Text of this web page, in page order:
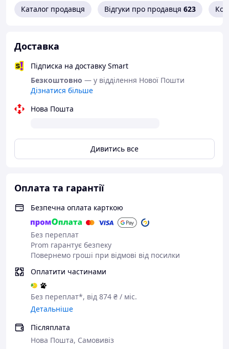
Каталог продавця Відгуки про продавця 623
Доставка
Підписка на доставку Smart
Безкоштовно — у відділення Нової Пошти
Дізнатися більше
Нова Пошта
Дивитись все
Оплата та гарантії
Безпечна оплата карткою
Без переплат
Prom гарантує безпеку
Повернемо гроші при відмові від посилки
Оплатити частинами
Без переплат*, від 874 ₴ / міс.
Детальніше
Післяплата
Нова Пошта, Самовивіз